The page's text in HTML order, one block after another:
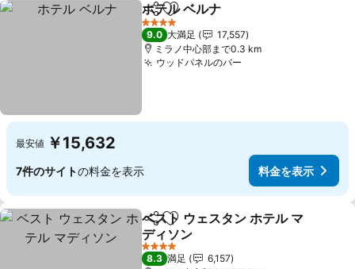
シェアお気に入りに追加
ホテル ベルナ
4 ホテルのランク
9.0 大満足
17,557
ミラノ中心部まで0.3 km
ウッドパネルのバー
最安値 ￥15,632
7件のサイトの料金を表示 料金を表示
シェアお気に入りに追加
ベスト ウェスタン ホテル マ
ディソン
料金を表示
4 ホテルのランク
8.3 満足
6,157